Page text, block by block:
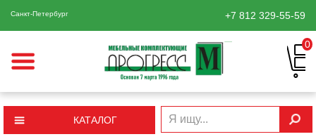
Санкт-Петербург +7 812 329-55-59
0
КАТАЛОГ